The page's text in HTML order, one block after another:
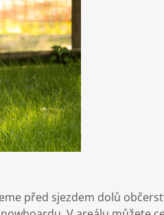
před sjezdem dolů